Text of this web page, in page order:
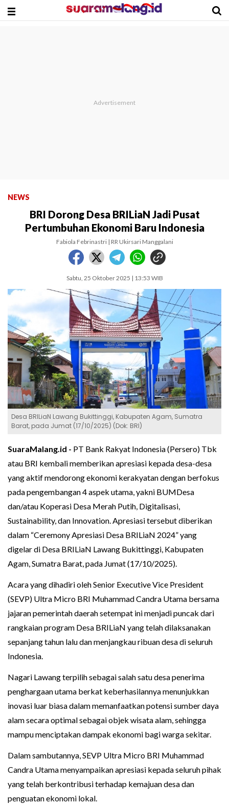
NEWS
BRI Dorong Desa BRILiaN Jadi Pusat
Pertumbuhan Ekonomi Baru Indonesia
Fabiola Febrinastri | RR Ukirsari Manggalani
Sabtu, 25 Oktober 2025 | 13:53 WIB
Desa BRILiaN Lawang Bukittinggi, Kabupaten Agam, Sumatra
Barat, pada Jumat (17/10/2025) (Dok: BRI)
SuaraMalang.id - PT Bank Rakyat Indonesia (Persero) Tbk
atau BRI kembali memberikan apresiasi kepada desa-desa
yang aktif mendorong ekonomi kerakyatan dengan berfokus
pada pengembangan 4 aspek utama, yakni BUMDesa
dan/atau Koperasi Desa Merah Putih, Digitalisasi,
Sustainability, dan Innovation. Apresiasi tersebut diberikan
dalam “Ceremony Apresiasi Desa BRILiaN 2024” yang
digelar di Desa BRILiaN Lawang Bukittinggi, Kabupaten
Agam, Sumatra Barat, pada Jumat (17/10/2025).
Acara yang dihadiri oleh Senior Executive Vice President
(SEVP) Ultra Micro BRI Muhammad Candra Utama bersama
jajaran pemerintah daerah setempat ini menjadi puncak dari
rangkaian program Desa BRILiaN yang telah dilaksanakan
sepanjang tahun lalu dan menjangkau ribuan desa di seluruh
Indonesia.
Nagari Lawang terpilih sebagai salah satu desa penerima
penghargaan utama berkat keberhasilannya menunjukkan
inovasi luar biasa dalam memanfaatkan potensi sumber daya
alam secara optimal sebagai objek wisata alam, sehingga
mampu menciptakan dampak ekonomi bagi warga sekitar.
Dalam sambutannya, SEVP Ultra Micro BRI Muhammad
Candra Utama menyampaikan apresiasi kepada seluruh pihak
yang telah berkontribusi terhadap kemajuan desa dan
penguatan ekonomi lokal.